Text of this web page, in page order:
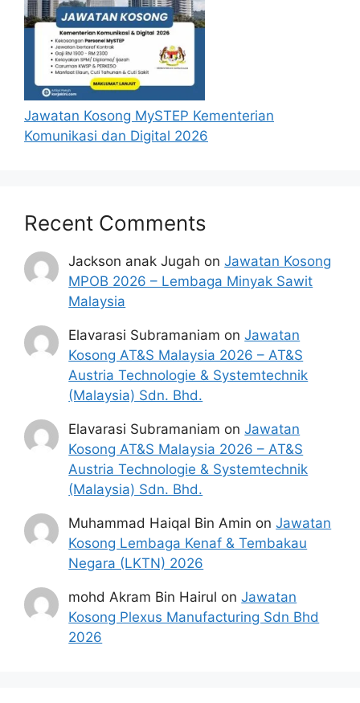
temuduga. Sila lengkapkan dan
kemaskini maklumat anda yang telah
didaftarkan. Permohonan yang tidak
menerima sebarang jawapan selepas
bulandari tarikh iklan ditutup hendaklah
menganggap permohonan mereka tidak
berjaya.
Jawatan Kosong MySTEP Kementerian
Komunikasi dan Digital 2026
Recent Comments
Jackson anak Jugah onJawatan Kosong
MPOB 2026 – Lembaga Minyak Sawit
Malaysia
Elavarasi Subramaniam onJawatan
Kosong AT&S Malaysia 2026 – AT&S
Austria Technologie & Systemtechnik
(Malaysia) Sdn. Bhd.
Elavarasi Subramaniam onJawatan
Kosong AT&S Malaysia 2026 – AT&S
Austria Technologie & Systemtechnik
(Malaysia) Sdn. Bhd.
Muhammad Haiqal Bin Amin onJawatan
Kosong Lembaga Kenaf & Tembakau
Negara (LKTN) 2026
mohd Akram Bin Hairul onJawatan
Kosong Plexus Manufacturing Sdn Bhd
2026